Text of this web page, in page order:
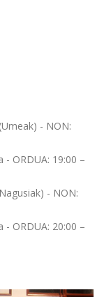
- NON:
ORDUA: 19:00 –
- NON:
ORDUA: 20:00 –